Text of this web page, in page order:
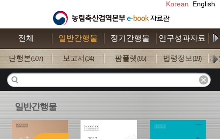
Korean English
전체 일반간행물 정기간행물 연구성과자료
단행본(507) 보고서 (34) 팜플렛 (85) 법령정보(19) 사
일반간행물